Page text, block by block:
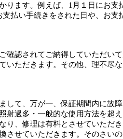
ます。例えば、1月１日にお支
払い手続きをされた日や、お支
認されてご納得していただい
ただきます。その他、理不尽な
して、万が一、保証期間内に故
過多・一般的な使用方法を超
、修理は有料とさせていただき
させていただきます。そのさい